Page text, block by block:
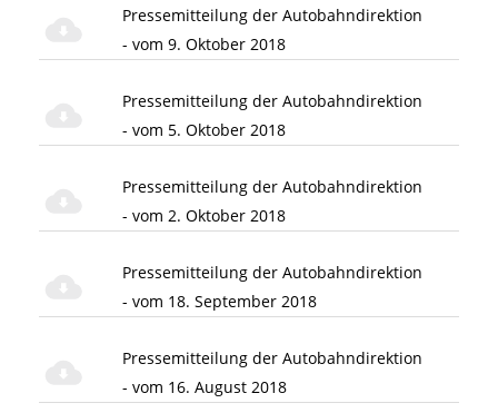
Pressemitteilung der Autobahndirektion
- vom 9. Oktober 2018
Pressemitteilung der Autobahndirektion
- vom 5. Oktober 2018
Pressemitteilung der Autobahndirektion
- vom 2. Oktober 2018
Pressemitteilung der Autobahndirektion
- vom 18. September 2018
Pressemitteilung der Autobahndirektion
- vom 16. August 2018